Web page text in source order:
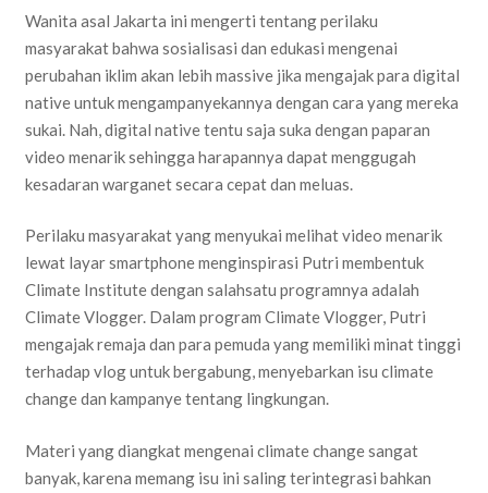
Wanita asal Jakarta ini mengerti tentang perilaku
masyarakat bahwa sosialisasi dan edukasi mengenai
perubahan iklim akan lebih massive jika mengajak para digital
native untuk mengampanyekannya dengan cara yang mereka
sukai. Nah, digital native tentu saja suka dengan paparan
video menarik sehingga harapannya dapat menggugah
kesadaran warganet secara cepat dan meluas.
Perilaku masyarakat yang menyukai melihat video menarik
lewat layar smartphone menginspirasi Putri membentuk
Climate Institute dengan salahsatu programnya adalah
Climate Vlogger. Dalam program Climate Vlogger, Putri
mengajak remaja dan para pemuda yang memiliki minat tinggi
terhadap vlog untuk bergabung, menyebarkan isu climate
change dan kampanye tentang lingkungan.
Materi yang diangkat mengenai climate change sangat
banyak, karena memang isu ini saling terintegrasi bahkan